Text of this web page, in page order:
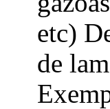
etc)
de